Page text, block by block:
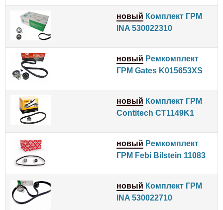
новый Комплект ГРМ
INA 530022310
новый Ремкомплект
ГРМ Gates K015653XS
новый Комплект ГРМ
Contitech CT1149K1
новый Ремкомплект
ГРМ Febi Bilstein 11083
новый Комплект ГРМ
INA 530022710